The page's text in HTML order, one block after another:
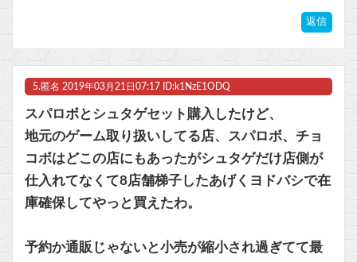
返信
5. 匿名 2019年03月21日07:17 ID:k1NzE1ODQ
スパロボとシュタゲセット購入したけど、
地元のゲーム取り扱いしてる店、スパロボ、チョ
コボはどこの店にもあったがシュタゲだけ店側が
仕入れてなくて8店舗梯子したあげくヨドバシで在
庫確保してやっと買えたわ。
予約か通販じゃないと小売が縮小され過ぎてて最